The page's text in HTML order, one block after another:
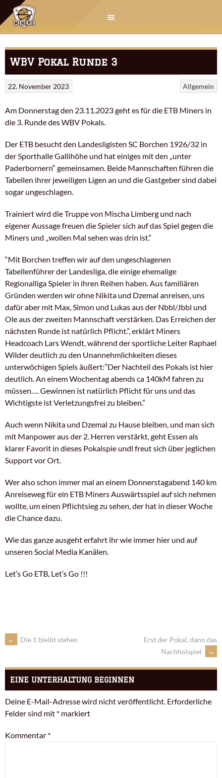
Springe
zum
Inhalt
WBV Pokal Runde 3
Allgemein
22. November 2023
Am Donnerstag den 23.11.2023 geht es für die ETB Miners in
die 3. Runde des WBV Pokals.
Der ETB besucht den Landesligisten SC Borchen 1926/32 in
der Sporthalle Gallihöhe und hat einiges mit den „unter
Paderbornern“ gemeinsamen. Beide Mannschaften führen die
Tabellen ihrer jeweiligen Ligen an und die Gastgeber sind dabei
sogar ungeschlagen.
Trainiert wird die Truppe von Mischa Limberg und nach
eigener Aussage freuen die Spieler sich auf das Spiel gegen die
Miners und „wollen Mal sehen was drin ist.“
“Mit Borchen treffen wir auf den ungeschlagenen
Tabellenführer der Landesliga, die einige ehemalige
Regionalliga Spieler in ihren Reihen haben. Aus familiären
Gründen werden wir ohne Nikita und Dzemal anreisen, uns
dafür aber mit Max, Simon und Lukas aus der Nbbl/Jbbl und
Ole aus der zweiten Mannschaft verstärken. Das Erreichen der
nächsten Runde ist natürlich Pflicht.”, erklärt Miners
Headcoach Lars Wendt, während der sportliche Leiter Raphael
Wilder deutlich zu den Unannehmlichkeiten dieses
unterwöchigen Spiels äußert:”Der Nachteil des Pokals ist hier
deutlich. An einem Wochentag abends ca 140kM fahren zu
müssen…. Gewinnen ist natürlich Pflicht für uns und das
Wichtigste ist Verletzungsfrei zu bleiben.”
Auch wenn Nikita und Dzemal zu Hause bleiben, und man sich
mit Manpower aus der 2. Herren verstärkt, geht Essen als
klarer Favorit in dieses Pokalspie undl freut sich über jeglichen
Support vor Ort.
Wer also schon immer mal an einem Donnerstagabend 140 km
Anreiseweg für ein ETB Miners Auswärtsspiel auf sich nehmen
wollte, um einen Pflichtsieg zu sehen, der hat in dieser Woche
die Chance dazu.
Wie das ganze ausgeht erfahrt ihr wie immer hier und auf
unseren Social Media Kanälen.
Let’s Go ETB, Let’s Go !!!
← Die 1 bleibt stehen
Erst der Pokal, dann das
Nachholspiel
→
EINE UNTERHALTUNG BEGINNEN
Deine E-Mail-Adresse wird nicht veröffentlicht. Erforderliche
Felder sind mit * markiert
Kommentar *